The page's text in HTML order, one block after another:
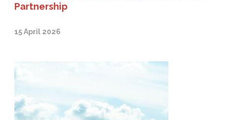
Partnership
15 April 2026